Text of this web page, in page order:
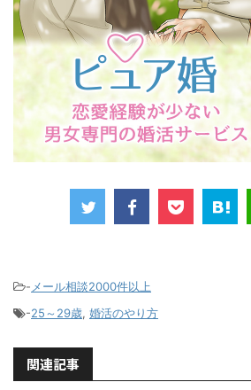
- メール相談2000件以上
-25～29歳, 婚活のやり方
関連記事